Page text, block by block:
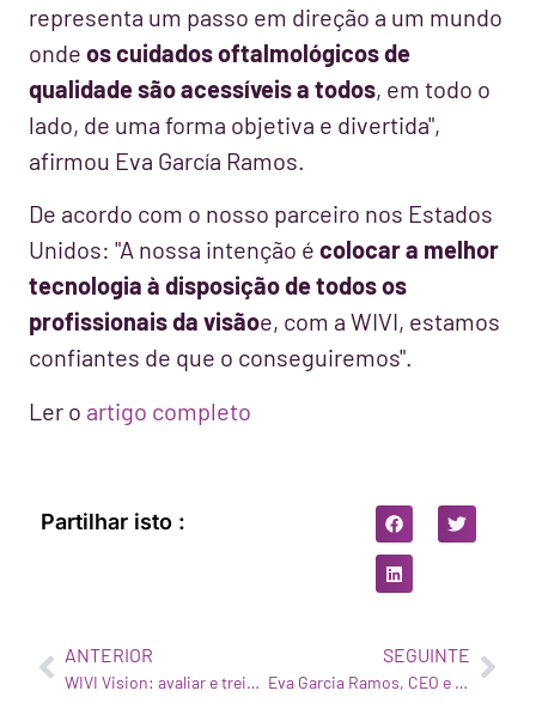
representa um passo em direção a um mundo
onde os cuidados oftalmológicos de
qualidade são acessíveis a todos, em todo o
lado, de uma forma objetiva e divertida",
afirmou Eva García Ramos.
De acordo com o nosso parceiro nos Estados
Unidos: "A nossa intenção é colocar a melhor
tecnologia à disposição de todos os
profissionais da visãoe, com a WIVI, estamos
confiantes de que o conseguiremos".
Ler o artigo completo
Partilhar isto :
ANTERIOR
WIVI Vision: avaliar e treinar a sua visão com tecnologia
SEGUINTE
Eva Garcia Ramos, CEO e co-fundadora da WIVI Vision, vencedora dos prémios WA4STEAM